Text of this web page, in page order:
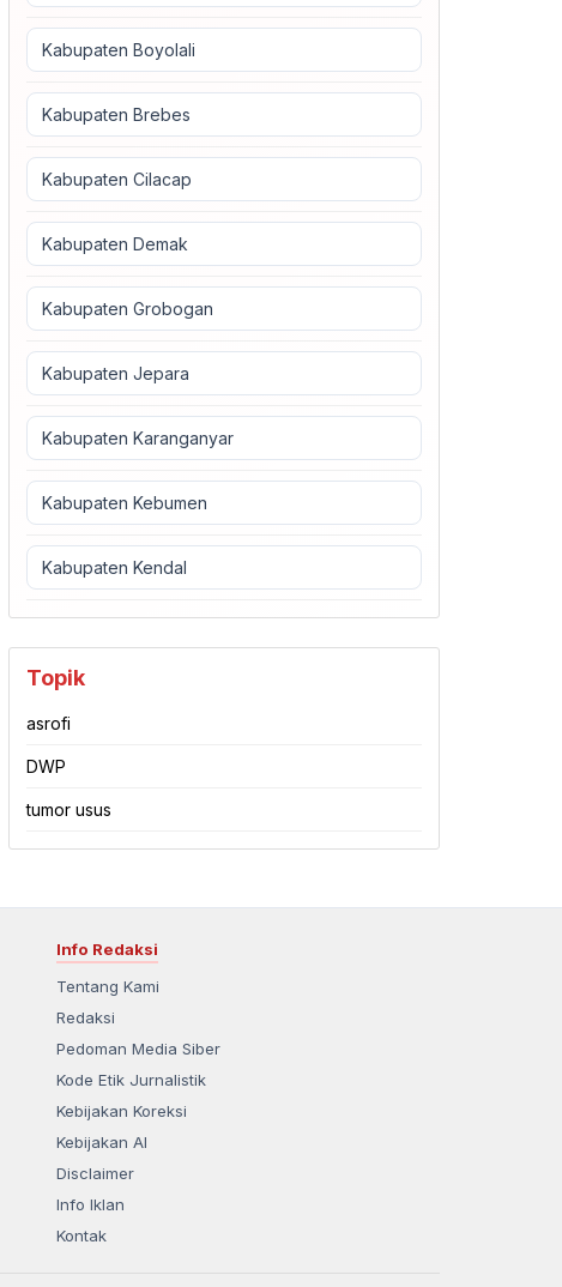
Kabupaten Boyolali
Kabupaten Brebes
Kabupaten Cilacap
Kabupaten Demak
Kabupaten Grobogan
Kabupaten Jepara
Kabupaten Karanganyar
Kabupaten Kebumen
Kabupaten Kendal
Topik
asrofi
DWP
tumor usus
Info Redaksi
Tentang Kami
Redaksi
Pedoman Media Siber
Kode Etik Jurnalistik
Kebijakan Koreksi
Kebijakan AI
Disclaimer
Info Iklan
Kontak